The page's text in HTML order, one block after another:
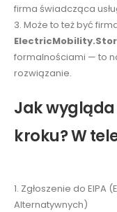
firma świadcząca
3. Może to też być
formalnościami — to
rozwiązanie.
Jak
kroku? W
1. Zgłoszenie do EIPA
Alternatywnych)